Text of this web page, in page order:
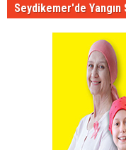
Seydikemer'de